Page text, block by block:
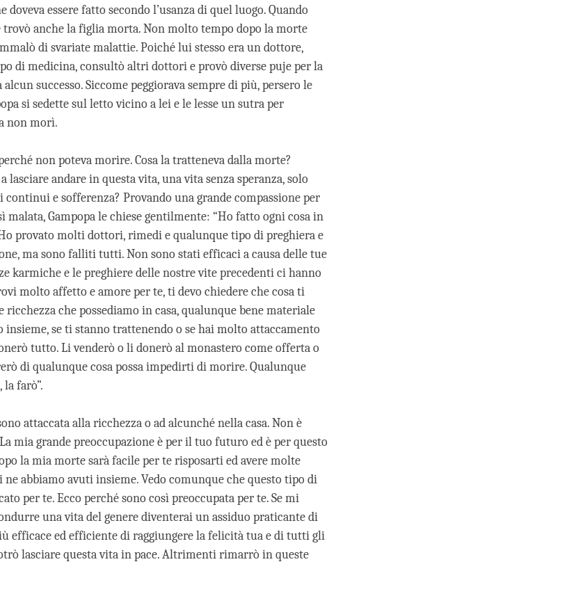
essere fatto secondo l’usanza di quel luogo. Quando
trovò anche la figlia morta. Non molto tempo dopo la morte
di svariate malattie. Poiché lui stesso era un dottore,
di medicina, consultò altri dottori e provò diverse puje per la
successo. Siccome peggiorava sempre di più, persero le
si sedette sul letto vicino a lei e le lesse un sutra per
non morì.
non poteva morire. Cosa la tratteneva dalla morte?
lasciare andare in questa vita, una vita senza speranza, solo
e sofferenza? Provando una grande compassione per
malata, Gampopa le chiese gentilmente: “Ho fatto ogni cosa in
provato molti dottori, rimedi e qualunque tipo di preghiera e
ma sono falliti tutti. Non sono stati efficaci a causa delle tue
karmiche e le preghiere delle nostre vite precedenti ci hanno
molto affetto e amore per te, ti devo chiedere che cosa ti
che possediamo in casa, qualunque bene materiale
insieme, se ti stanno trattenendo o se hai molto attaccamento
tutto. Li venderò o li donerò al monastero come offerta o
di qualunque cosa possa impedirti di morire. Qualunque
farò”.
attaccata alla ricchezza o ad alcunché nella casa. Non è
mia grande preoccupazione è per il tuo futuro ed è per questo
la mia morte sarà facile per te risposarti ed avere molte
abbiamo avuti insieme. Vedo comunque che questo tipo di
per te. Ecco perché sono così preoccupata per te. Se mi
una vita del genere diventerai un assiduo praticante di
efficace ed efficiente di raggiungere la felicità tua e di tutti gli
lasciare questa vita in pace. Altrimenti rimarrò in queste